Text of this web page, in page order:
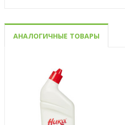
АНАЛОГИЧНЫЕ ТОВАРЫ